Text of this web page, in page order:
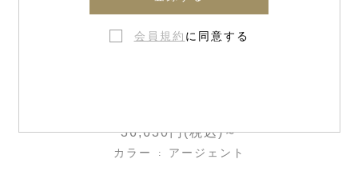
36,630円(税込)～
カラー : アージェント
会員規約 に同意する